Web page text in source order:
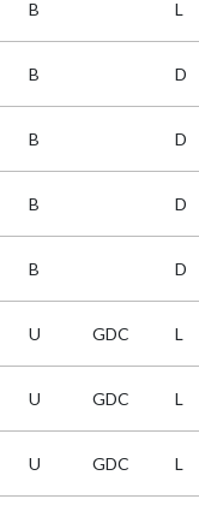
B L
B D
B D
B D
B D
U GDC L
U GDC L
U GDC L